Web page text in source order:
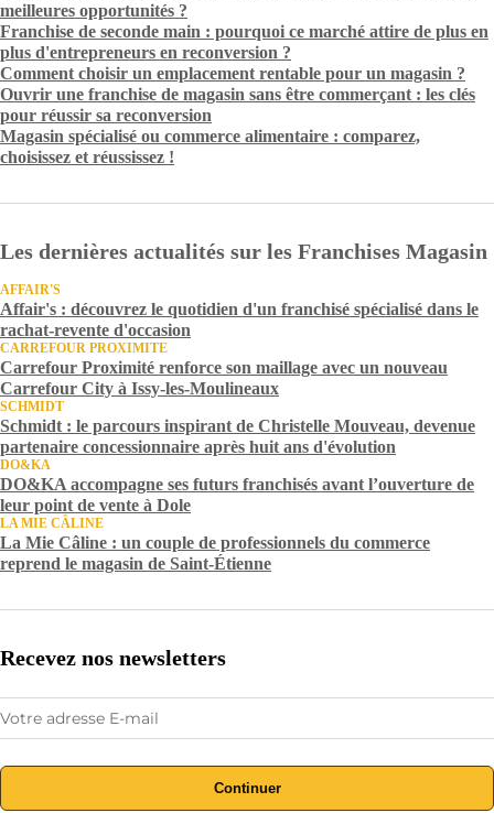
meilleures opportunités ?
Franchise de seconde main : pourquoi ce marché attire de plus en
plus d'entrepreneurs en reconversion ?
Comment choisir un emplacement rentable pour un magasin ?
Ouvrir une franchise de magasin sans être commerçant : les clés
pour réussir sa reconversion
Magasin spécialisé ou commerce alimentaire : comparez,
choisissez et réussissez !
Les dernières actualités sur les Franchises Magasin
AFFAIR'S
Affair's : découvrez le quotidien d'un franchisé spécialisé dans le
rachat-revente d'occasion
CARREFOUR PROXIMITE
Carrefour Proximité renforce son maillage avec un nouveau
Carrefour City à Issy-les-Moulineaux
SCHMIDT
Schmidt : le parcours inspirant de Christelle Mouveau, devenue
partenaire concessionnaire après huit ans d'évolution
DO&KA
DO&KA accompagne ses futurs franchisés avant l’ouverture de
leur point de vente à Dole
LA MIE CÂLINE
La Mie Câline : un couple de professionnels du commerce
reprend le magasin de Saint-Étienne
Recevez nos newsletters
Continuer